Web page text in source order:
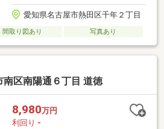
愛知県名古屋市熱田区千年２丁目
間取り図あり 写真あり
南区南陽通６丁目 道徳
8,980万円
利回り -